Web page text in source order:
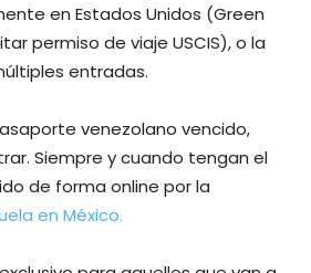
en Estados Unidos (Green
permiso de viaje USCIS), o la
entradas.
venezolano vencido,
Siempre y cuando tengan el
de forma online por la
en México.